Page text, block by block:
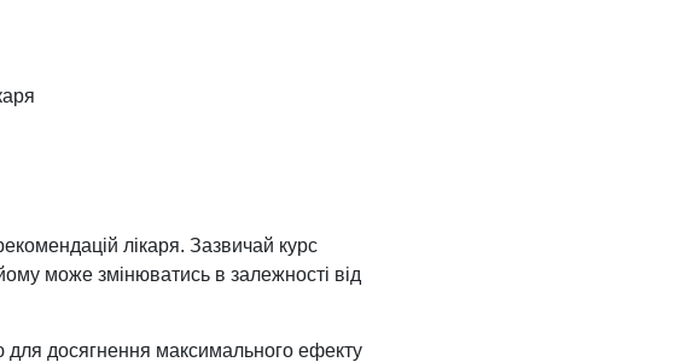
лікаря. Зазвичай курс
може змінюватись в залежності від
для досягнення максимального ефекту